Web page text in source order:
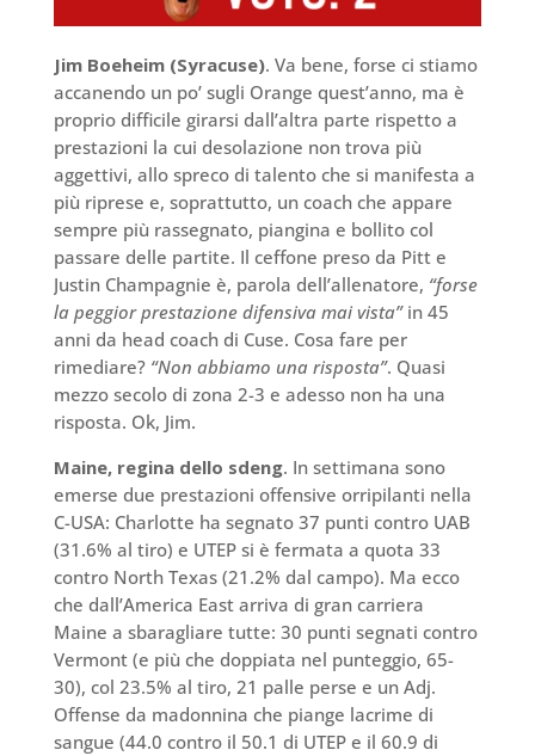
Jim Boeheim (Syracuse). Va bene, forse ci stiamo
accanendo un po’ sugli Orange quest’anno, ma è
proprio difficile girarsi dall’altra parte rispetto a
prestazioni la cui desolazione non trova più
aggettivi, allo spreco di talento che si manifesta a
più riprese e, soprattutto, un coach che appare
sempre più rassegnato, piangina e bollito col
passare delle partite. Il ceffone preso da Pitt e
Justin Champagnie è, parola dell’allenatore, “forse
la peggior prestazione difensiva mai vista”in 45
anni da head coach di Cuse. Cosa fare per
rimediare? “Non abbiamo una risposta”. Quasi
mezzo secolo di zona 2-3 e adesso non ha una
risposta. Ok, Jim.
Maine, regina dello sdeng. In settimana sono
emerse due prestazioni offensive orripilanti nella
C-USA: Charlotte ha segnato 37 punti contro UAB
(31.6% al tiro) e UTEP si è fermata a quota 33
contro North Texas (21.2% dal campo). Ma ecco
che dall’America East arriva di gran carriera
Maine a sbaragliare tutte: 30 punti segnati contro
Vermont (e più che doppiata nel punteggio, 65-
30), col 23.5% al tiro, 21 palle perse e un Adj.
Offense da madonnina che piange lacrime di
sangue (44.0 contro il 50.1 di UTEP e il 60.9 di